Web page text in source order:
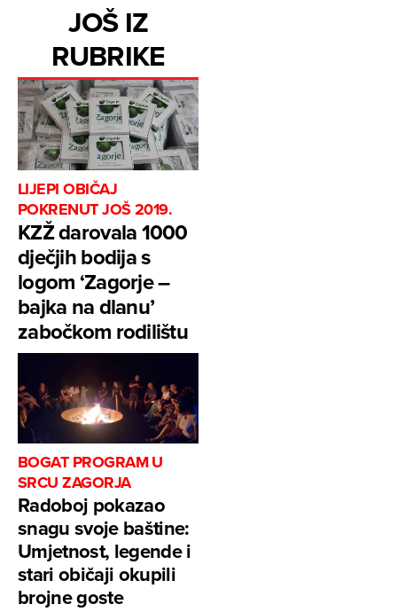
JOŠ IZ
RUBRIKE
LIJEPI OBIČAJ
POKRENUT JOŠ 2019.
KZŽ darovala 1000
dječjih bodija s
logom ‘Zagorje –
bajka na dlanu’
zabočkom rodilištu
BOGAT PROGRAM U
SRCU ZAGORJA
Radoboj pokazao
snagu svoje baštine:
Umjetnost, legende i
stari običaji okupili
brojne goste